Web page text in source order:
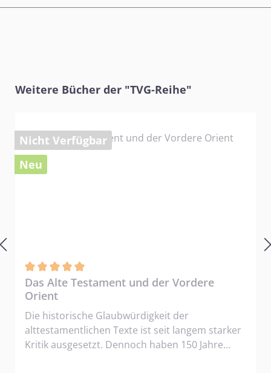
Produktgalerie überspringen
Weitere Bücher der "TVG-Reihe"
Nicht Verfügbar
Neu
Durchschnittliche Bewertung von 5 von 5 Sternen
Das Alte Testament und der Vordere
Orient
Die historische Glaubwürdigkeit der
alttestamentlichen Texte ist seit langem starker
Kritik ausgesetzt. Dennoch haben 150 Jahre